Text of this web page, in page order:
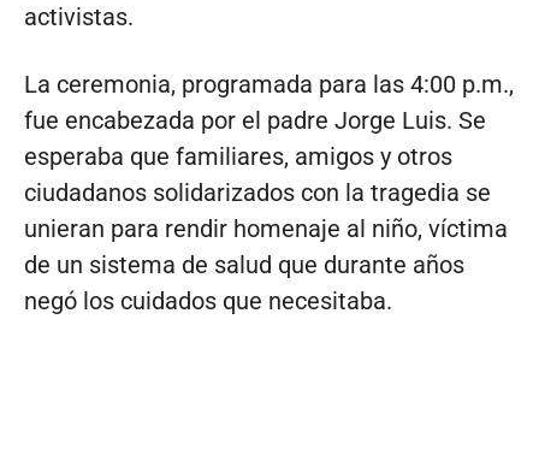
activistas.
La ceremonia, programada para las 4:00 p.m.,
fue encabezada por el padre Jorge Luis. Se
esperaba que familiares, amigos y otros
ciudadanos solidarizados con la tragedia se
unieran para rendir homenaje al niño, víctima
de un sistema de salud que durante años
negó los cuidados que necesitaba.